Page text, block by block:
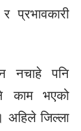
प्रभावकारी
नचाहे पनि
काम भएको
अहिले जिल्ला